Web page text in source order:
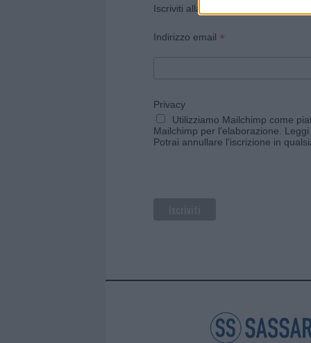
Iscriviti alla newsletter di Gallura
Indirizzo email *
Privacy
Utilizziamo Mailchimp come
Mailchimp per l'elaborazione.
Potrai annullare l'iscrizione in